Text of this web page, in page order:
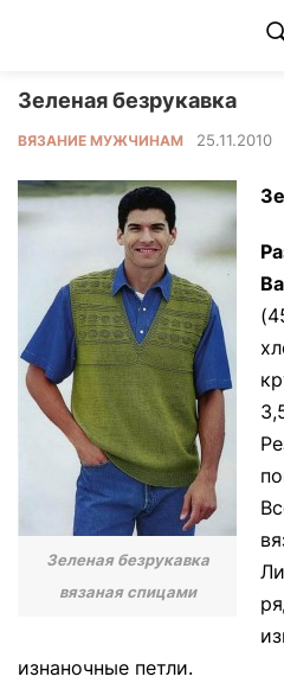
Зеленая безрукавка
ВЯЗАНИЕ МУЖЧИНАМ 25.11.2010
Зеленая безрукавка
вязаная спицами
изнаночные петли.